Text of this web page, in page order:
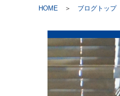
HOME ＞ ブログトップ